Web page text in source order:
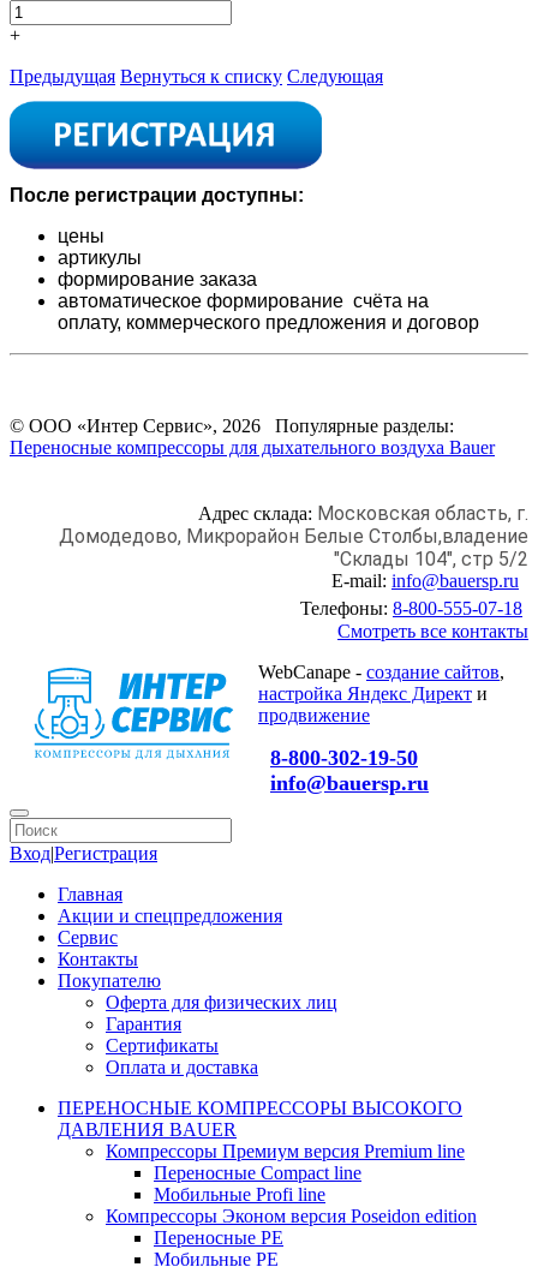
+
Предыдущая Вернуться к списку Следующая
После регистрации доступны:
цены
артикулы
формирование заказа
автоматическое формирование счёта на
оплату, коммерческого предложения и договор
© ООО «Интер Сервис», 2026 Популярные разделы:
Переносные компрессоры для дыхательного воздуха Bauer
Адрес склада: Московская область, г.
Домодедово, Микрорайон Белые Столбы,владение
"Склады 104", стр 5/2
E-mail: info@bauersp.ru
Телефоны: 8-800-555-07-18
Смотреть все контакты
WebCanape - создание сайтов,
настройка Яндекс Директ и
продвижение
8-800-302-19-50
info@bauersp.ru
Вход|Регистрация
Главная
Акции и спецпредложения
Сервис
Контакты
Покупателю
Оферта для физических лиц
Гарантия
Сертификаты
Оплата и доставка
ПЕРЕНОСНЫЕ КОМПРЕССОРЫ ВЫСОКОГО
ДАВЛЕНИЯ BAUER
Компрессоры Премиум версия Premium line
Переносные Compact line
Мобильные Profi line
Компрессоры Эконом версия Poseidon edition
Переносные PE
Мобильные PE